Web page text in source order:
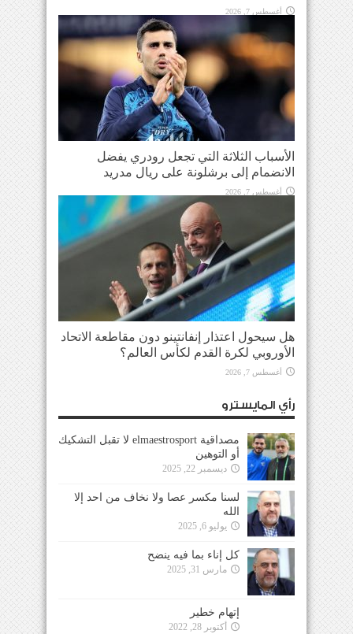
أغسطس 7, 2026
الأسباب الثلاثة التي تجعل رودري يفضل
الانضمام إلى برشلونة على ريال مدريد
أغسطس 7, 2026
هل سيحول اعتذار إنفانتينو دون مقاطعة الاتحاد
الأوروبي لكرة القدم لكأس العالم؟
أغسطس 7, 2026
رأي المايسترو
مصداقية elmaestrosport لا تقبل التشكيك
أو التوهين
ديسمبر 22, 2025
لسنا مكسر عصا ولا نخاف من احد إلا
الله
يوليو 6, 2025
كل إناء بما فيه ينضح
مارس 31, 2025
إتهام خطير
أكتوبر 28, 2022